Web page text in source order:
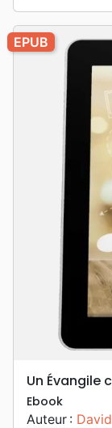
EPUB
Un Évangile
Ebook
Auteur :